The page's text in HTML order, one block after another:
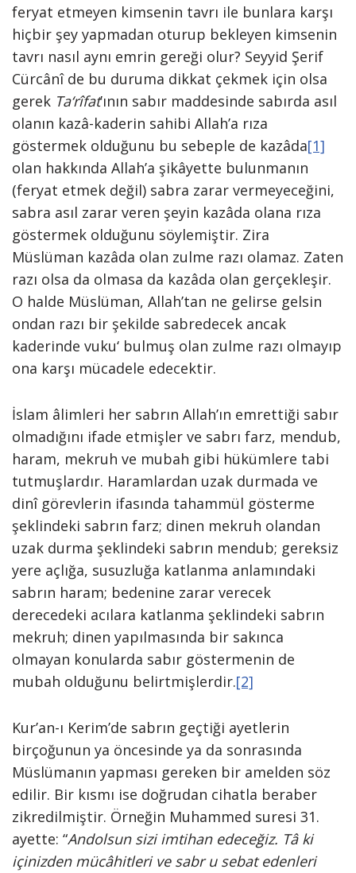
feryat etmeyen kimsenin tavrı ile bunlara karşı
hiçbir şey yapmadan oturup bekleyen kimsenin
tavrı nasıl aynı emrin gereği olur? Seyyid Şerif
Cürcânî de bu duruma dikkat çekmek için olsa
gerek Ta‘rîfat’ının sabır maddesinde sabırda asıl
olanın kazâ-kaderin sahibi Allah’a rıza
göstermek olduğunu bu sebeple de kazâda[1]
olan hakkında Allah’a şikâyette bulunmanın
(feryat etmek değil) sabra zarar vermeyeceğini,
sabra asıl zarar veren şeyin kazâda olana rıza
göstermek olduğunu söylemiştir. Zira
Müslüman kazâda olan zulme razı olamaz. Zaten
razı olsa da olmasa da kazâda olan gerçekleşir.
O halde Müslüman, Allah’tan ne gelirse gelsin
ondan razı bir şekilde sabredecek ancak
kaderinde vuku‘ bulmuş olan zulme razı olmayıp
ona karşı mücadele edecektir.
İslam âlimleri her sabrın Allah’ın emrettiği sabır
olmadığını ifade etmişler ve sabrı farz, mendub,
haram, mekruh ve mubah gibi hükümlere tabi
tutmuşlardır. Haramlardan uzak durmada ve
dinî görevlerin ifasında tahammül gösterme
şeklindeki sabrın farz; dinen mekruh olandan
uzak durma şeklindeki sabrın mendub; gereksiz
yere açlığa, susuzluğa katlanma anlamındaki
sabrın haram; bedenine zarar verecek
derecedeki acılara katlanma şeklindeki sabrın
mekruh; dinen yapılmasında bir sakınca
olmayan konularda sabır göstermenin de
mubah olduğunu belirtmişlerdir.[2]
Kur’an-ı Kerim’de sabrın geçtiği ayetlerin
birçoğunun ya öncesinde ya da sonrasında
Müslümanın yapması gereken bir amelden söz
edilir. Bir kısmı ise doğrudan cihatla beraber
zikredilmiştir. Örneğin Muhammed suresi 31.
ayette: “Andolsun sizi imtihan edeceğiz. Tâ ki
içinizden mücâhitleri ve sabr u sebat edenleri